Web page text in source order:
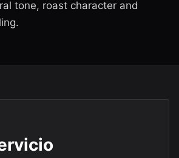
tone, roast character and